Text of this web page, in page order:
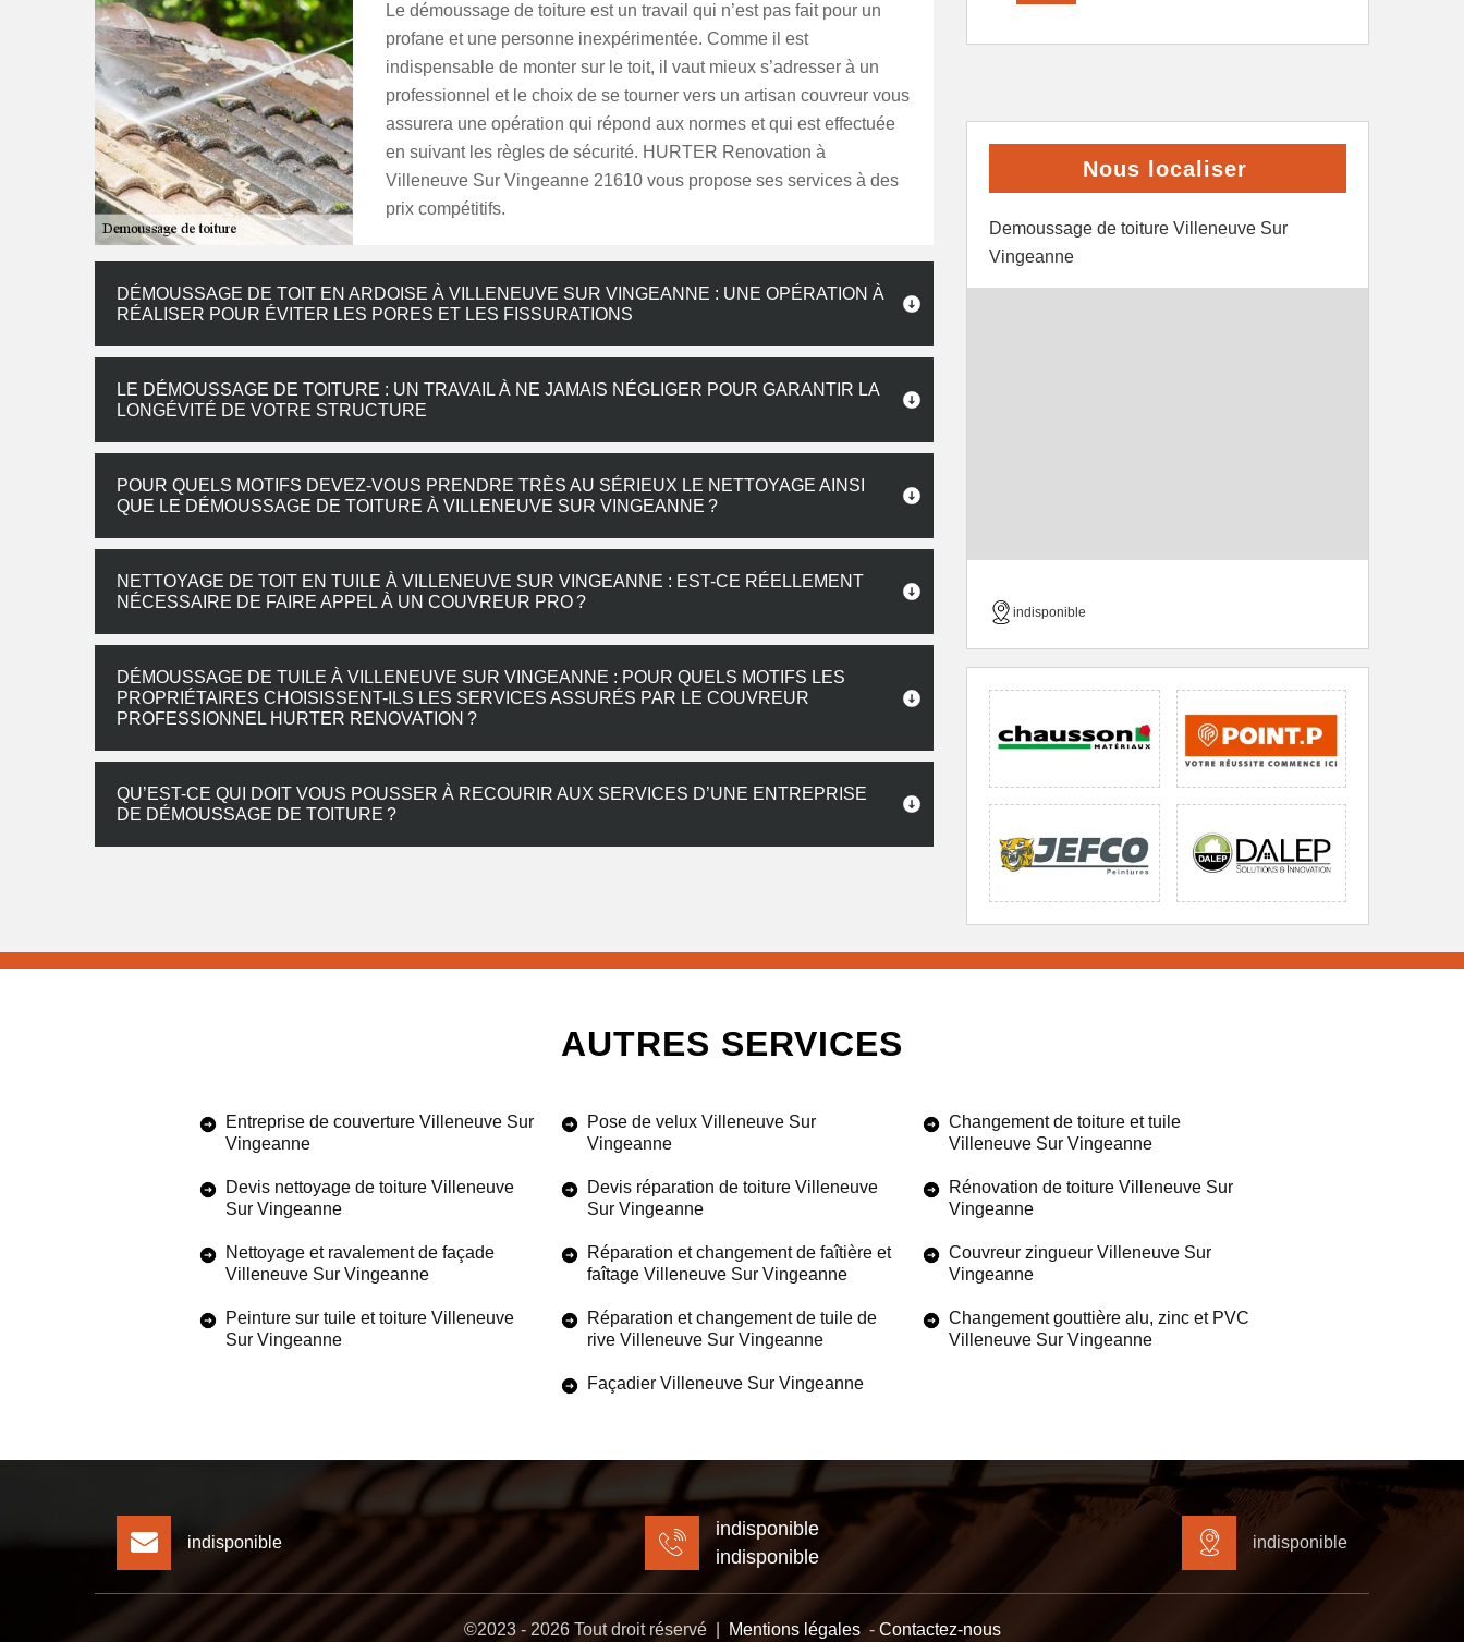
Le démoussage de toiture est un travail qui n’est pas fait pour un
profane et une personne inexpérimentée. Comme il est
indispensable de monter sur le toit, il vaut mieux s’adresser à un
professionnel et le choix de se tourner vers un artisan couvreur vous
assurera une opération qui répond aux normes et qui est effectuée
en suivant les règles de sécurité. HURTER Renovation à
Villeneuve Sur Vingeanne 21610 vous propose ses services à des
prix compétitifs.
DÉMOUSSAGE DE TOIT EN ARDOISE À VILLENEUVE SUR VINGEANNE : UNE OPÉRATION À
RÉALISER POUR ÉVITER LES PORES ET LES FISSURATIONS
LE DÉMOUSSAGE DE TOITURE : UN TRAVAIL À NE JAMAIS NÉGLIGER POUR GARANTIR LA
LONGÉVITÉ DE VOTRE STRUCTURE
POUR QUELS MOTIFS DEVEZ-VOUS PRENDRE TRÈS AU SÉRIEUX LE NETTOYAGE AINSI
QUE LE DÉMOUSSAGE DE TOITURE À VILLENEUVE SUR VINGEANNE ?
NETTOYAGE DE TOIT EN TUILE À VILLENEUVE SUR VINGEANNE : EST-CE RÉELLEMENT
NÉCESSAIRE DE FAIRE APPEL À UN COUVREUR PRO ?
DÉMOUSSAGE DE TUILE À VILLENEUVE SUR VINGEANNE : POUR QUELS MOTIFS LES
PROPRIÉTAIRES CHOISISSENT-ILS LES SERVICES ASSURÉS PAR LE COUVREUR
PROFESSIONNEL HURTER RENOVATION ?
QU’EST-CE QUI DOIT VOUS POUSSER À RECOURIR AUX SERVICES D’UNE ENTREPRISE
DE DÉMOUSSAGE DE TOITURE ?
Nous localiser
Demoussage de toiture Villeneuve Sur
Vingeanne
indisponible
AUTRES SERVICES
Entreprise de couverture Villeneuve Sur
Vingeanne
Devis nettoyage de toiture Villeneuve
Sur Vingeanne
Nettoyage et ravalement de façade
Villeneuve Sur Vingeanne
Peinture sur tuile et toiture Villeneuve
Sur Vingeanne
Pose de velux Villeneuve Sur
Vingeanne
Devis réparation de toiture Villeneuve
Sur Vingeanne
Réparation et changement de faîtière et
faîtage Villeneuve Sur Vingeanne
Réparation et changement de tuile de
rive Villeneuve Sur Vingeanne
Façadier Villeneuve Sur Vingeanne
Changement de toiture et tuile
Villeneuve Sur Vingeanne
Rénovation de toiture Villeneuve Sur
Vingeanne
Couvreur zingueur Villeneuve Sur
Vingeanne
Changement gouttière alu, zinc et PVC
Villeneuve Sur Vingeanne
indisponible
indisponible
indisponible
indisponible
©2023 - 2026 Tout droit réservé | Mentions légales- Contactez-nous